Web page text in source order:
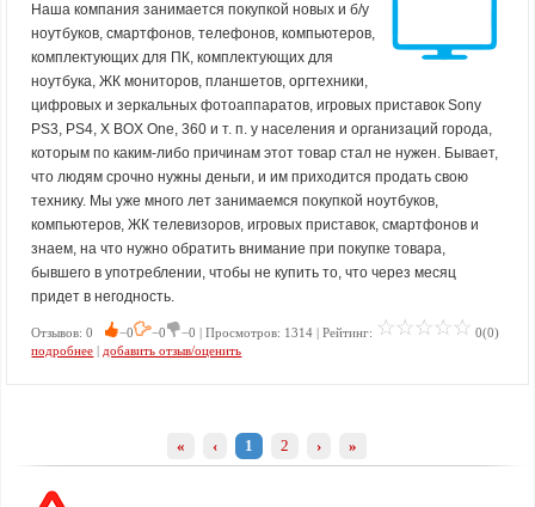
Наша компания занимается покупкой новых и б/у
ноутбуков, смартфонов, телефонов, компьютеров,
комплектующих для ПК, комплектующих для
ноутбука, ЖК мониторов, планшетов, оргтехники,
цифровых и зеркальных фотоаппаратов, игровых приставок Sony
PS3, PS4, X BOX One, 360 и т. п. у населения и организаций города,
которым по каким-либо причинам этот товар стал не нужен. Бывает,
что людям срочно нужны деньги, и им приходится продать свою
технику. Мы уже много лет занимаемся покупкой ноутбуков,
компьютеров, ЖК телевизоров, игровых приставок, смартфонов и
знаем, на что нужно обратить внимание при покупке товара,
бывшего в употреблении, чтобы не купить то, что через месяц
придет в негодность.
Отзывов: 0 −0 −0 −0 | Просмотров: 1314 | Рейтинг:
0(0)
подробнее | добавить отзыв/оценить
« ‹ 1 2 › »